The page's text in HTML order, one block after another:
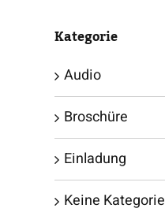
Kategorie
Audio
Broschüre
Einladung
Keine Kategorie